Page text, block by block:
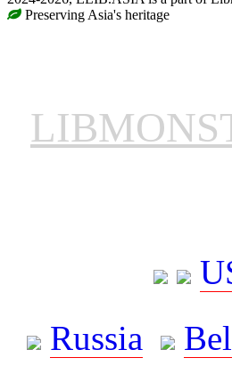
Preserving Asia's heritage
Russia